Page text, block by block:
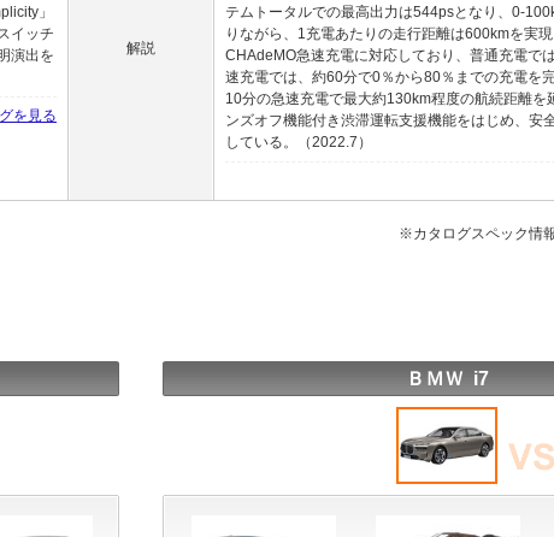
」
イッチ
演出を
を見る
解説
テムトータルでの最高出力は544psとなり、0-
りながら、1充電あたりの走行距離は600kmを実
CHAdeMO急速充電に対応しており、普通充電で
速充電では、約60分で0％から80％までの充電を
10分の急速充電で最大約130km程度の航続距離を
ンズオフ機能付き渋滞運転支援機能をはじめ、安
している。（2022.7）
※カタログスペック情
ＢＭＷ i7